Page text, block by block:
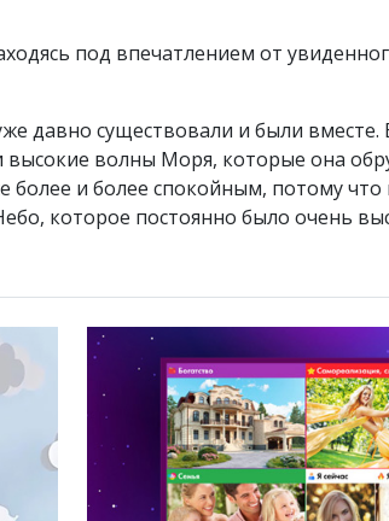
под впечатлением от
давно существовали и были вместе.
высокие волны Моря, которые она
более и более спокойным, потому
которое постоянно было очень